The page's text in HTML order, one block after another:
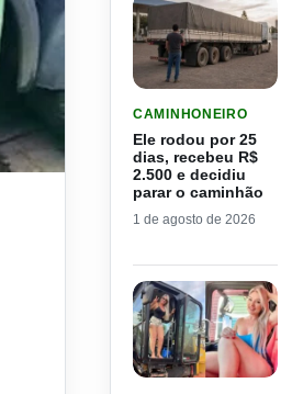
CAMINHONEIRO
Ele rodou por 25
dias, recebeu R$
2.500 e decidiu
parar o caminhão
1 de agosto de 2026